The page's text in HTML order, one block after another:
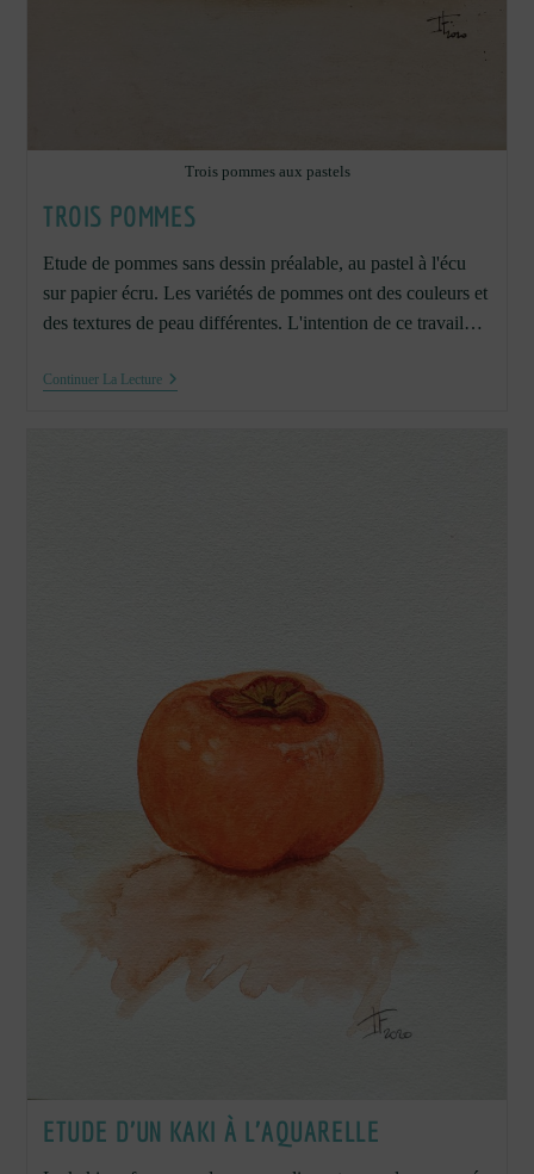
Trois pommes aux pastels
TROIS POMMES
Etude de pommes sans dessin préalable, au pastel à l'écu
sur papier écru. Les variétés de pommes ont des couleurs et
des textures de peau différentes. L'intention de ce travail…
Continuer La LectureTrois
ETUDE D’UN KAKI À L’AQUARELLE